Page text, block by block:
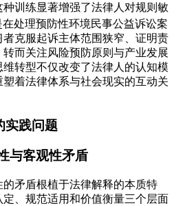
训练显著增强了法律人对规则敏
在处理预防性环境民事公益诉讼案
克服起诉主体范围狭窄、证明责
而关注风险预防原则与产业发展
转型不仅改变了法律人的认知模
着法律体系与社会现实的互动关
实践问题
与客观性矛盾
矛盾根植于法律解释的本质特
、规范适用和价值衡量三个层面